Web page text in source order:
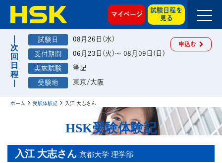
マイページ
試験日程を
見る
08月26日(水)
06月23日(火)～ 08月09日(日)
筆記
東京/大阪
申込む
ホーム 受験体験記 入江 大志さん
HSK受験体験記
入江 大志さん 京都大学 理学部